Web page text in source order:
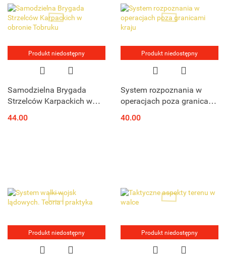
Produkt niedostępny
Samodzielna Brygada
Strzelców Karpackich w
44.00
Produkt niedostępny
System rozpoznania w
operacjach poza granicami
40.00
Produkt niedostępny Produkt niedostępny